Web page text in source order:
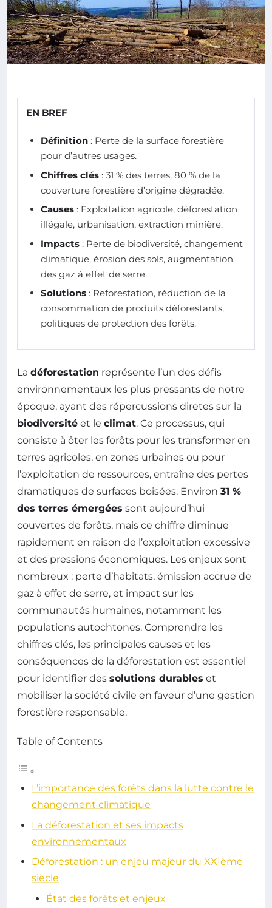
EN BREF
Définition : Perte de la surface forestière
pour d’autres usages.
Chiffres clés : 31 % des terres, 80 % de la
couverture forestière d’origine dégradée.
Causes : Exploitation agricole, déforestation
illégale, urbanisation, extraction minière.
Impacts : Perte de biodiversité, changement
climatique, érosion des sols, augmentation
des gaz à effet de serre.
Solutions : Reforestation, réduction de la
consommation de produits déforestants,
politiques de protection des forêts.
La déforestation représente l’un des défis
environnementaux les plus pressants de notre
époque, ayant des répercussions diretes sur la
biodiversité et le climat. Ce processus, qui
consiste à ôter les forêts pour les transformer en
terres agricoles, en zones urbaines ou pour
l’exploitation de ressources, entraîne des pertes
dramatiques de surfaces boisées. Environ 31 %
des terres émergées sont aujourd’hui
couvertes de forêts, mais ce chiffre diminue
rapidement en raison de l’exploitation excessive
et des pressions économiques. Les enjeux sont
nombreux : perte d’habitats, émission accrue de
gaz à effet de serre, et impact sur les
communautés humaines, notamment les
populations autochtones. Comprendre les
chiffres clés, les principales causes et les
conséquences de la déforestation est essentiel
pour identifier des solutions durables et
mobiliser la société civile en faveur d’une gestion
forestière responsable.
Table of Contents
L’importance des forêts dans la lutte contre le
changement climatique
La déforestation et ses impacts
environnementaux
Déforestation : un enjeu majeur du XXIème
siècle
État des forêts et enjeux